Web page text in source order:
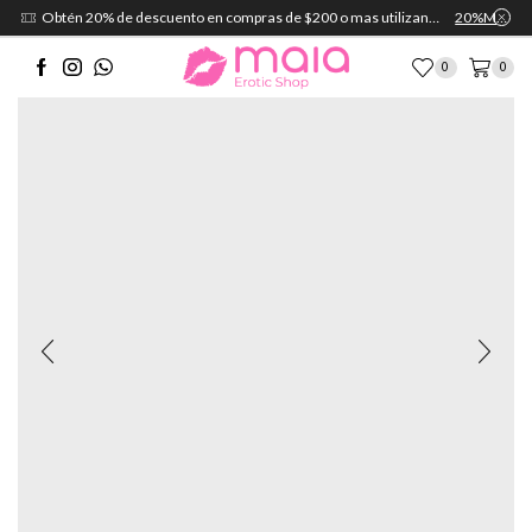
Obtén 20% de descuento en compras de $200 o mas utilizando el cupón: 20%MAIA
0 0